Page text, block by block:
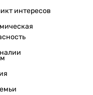
интересов